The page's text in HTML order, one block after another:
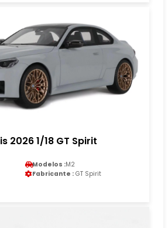
2026 1/18 GT Spirit
Modelos :M2
Fabricante : GT Spirit